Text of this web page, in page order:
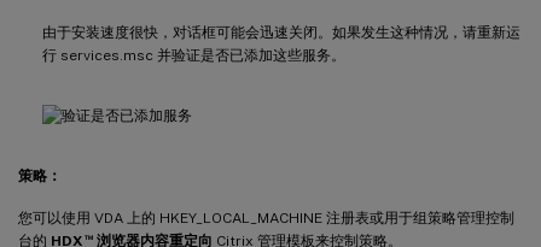
由于安装速度很快，对话框可能会迅速关闭。如果发生这种情况，请重新运
行 services.msc 并验证是否已添加这些服务。
策略：
您可以使用 VDA 上的 HKEY_LOCAL_MACHINE 注册表或用于组策略管理控制
台的 HDX ™浏览器内容重定向 Citrix 管理模板来控制策略。